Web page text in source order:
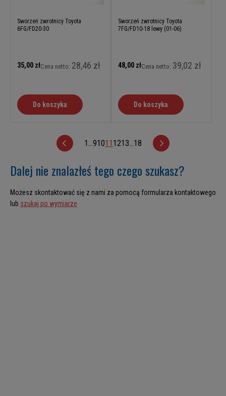
Sworzeń zwrotnicy Toyota
6FG/FD20-30
35,00 złCena netto: 28,46 zł
Do koszyka
Sworzeń zwrotnicy Toyota
7FG/FD10-18 lewy (01-06)
48,00 złCena netto: 39,02 zł
Do koszyka
1 ...91011 1213...18
Dalej nie znalazłeś tego czego szukasz?
Możesz skontaktować się z nami za pomocą formularza kontaktowego
lub szukaj po wymiarze